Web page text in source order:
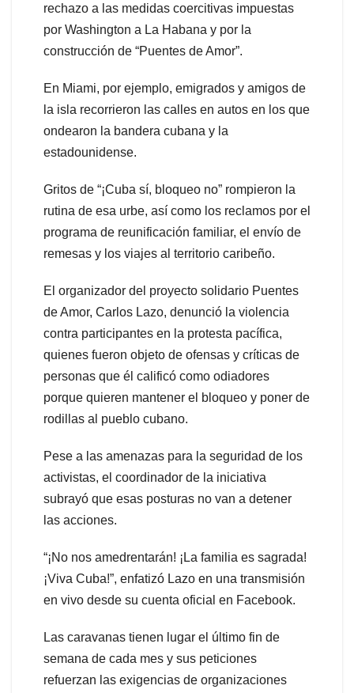
rechazo a las medidas coercitivas impuestas
por Washington a La Habana y por la
construcción de “Puentes de Amor”.
En Miami, por ejemplo, emigrados y amigos de
la isla recorrieron las calles en autos en los que
ondearon la bandera cubana y la
estadounidense.
Gritos de “¡Cuba sí, bloqueo no” rompieron la
rutina de esa urbe, así como los reclamos por el
programa de reunificación familiar, el envío de
remesas y los viajes al territorio caribeño.
El organizador del proyecto solidario Puentes
de Amor, Carlos Lazo, denunció la violencia
contra participantes en la protesta pacífica,
quienes fueron objeto de ofensas y críticas de
personas que él calificó como odiadores
porque quieren mantener el bloqueo y poner de
rodillas al pueblo cubano.
Pese a las amenazas para la seguridad de los
activistas, el coordinador de la iniciativa
subrayó que esas posturas no van a detener
las acciones.
“¡No nos amedrentarán! ¡La familia es sagrada!
¡Viva Cuba!”, enfatizó Lazo en una transmisión
en vivo desde su cuenta oficial en Facebook.
Las caravanas tienen lugar el último fin de
semana de cada mes y sus peticiones
refuerzan las exigencias de organizaciones